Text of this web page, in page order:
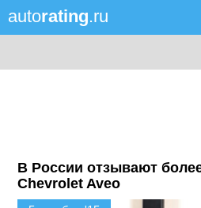
autorating.ru
В России отзывают
Chevrolet Aveo